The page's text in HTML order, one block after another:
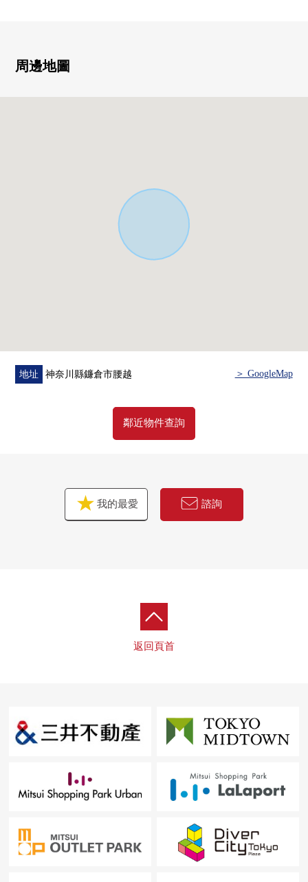
・ 從客廳和房間，溢出來的裡院能希望綠
・ 能收藏重要的衣服的嵌入式衣櫃
・ 面向朝南的陽台的亮的西式房間
・ 從屬於儲藏室，并且能為收納豐富有效活用各居室的居
周邊地圖
地址 神奈川縣鐮倉市腰越 ＞ GoogleMap
鄰近物件查詢
我的最愛 諮詢
返回頁首